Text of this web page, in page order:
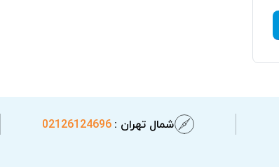
شمال تهران :02126124696